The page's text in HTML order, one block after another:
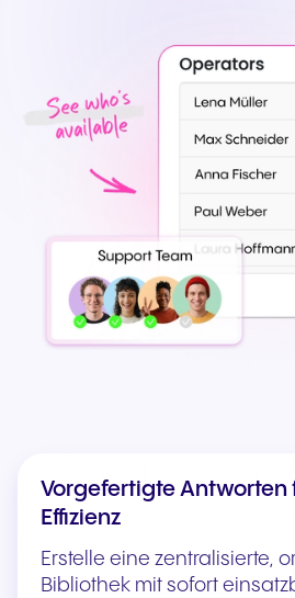
Vorgefertigte Antworten
Effizienz
Erstelle eine zentralisierte,
Bibliothek mit sofort